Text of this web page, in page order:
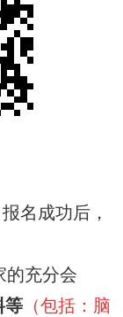
报名成功后，
的充分会
等 （包括：脑